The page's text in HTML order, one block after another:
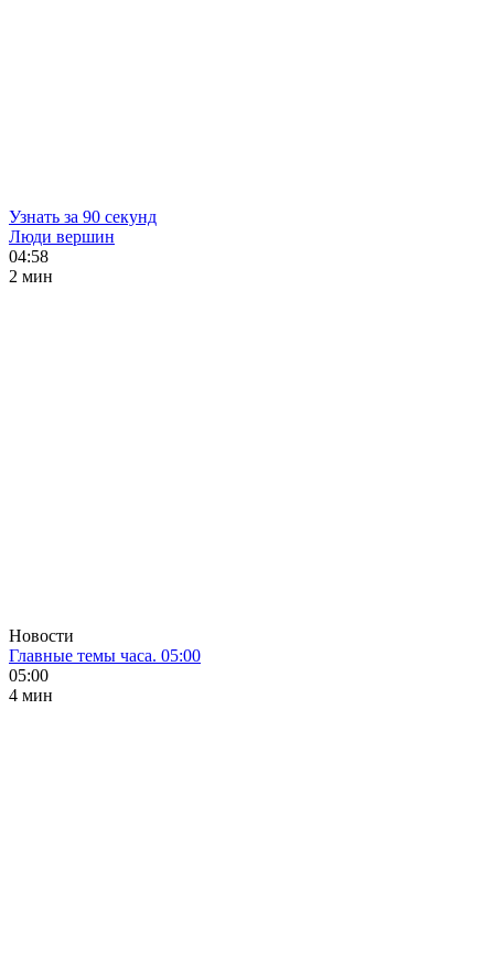
Узнать за 90 секунд
Люди вершин
04:58
2 мин
Новости
Главные темы часа. 05:00
05:00
4 мин